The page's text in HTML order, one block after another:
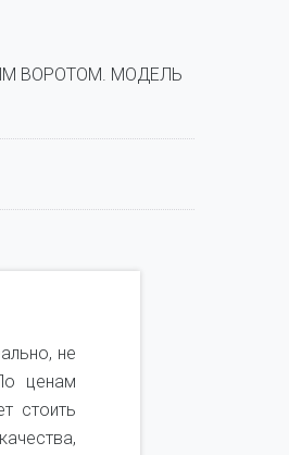
ВОРОТОМ. МОДЕЛЬ
не
ценам
стоить